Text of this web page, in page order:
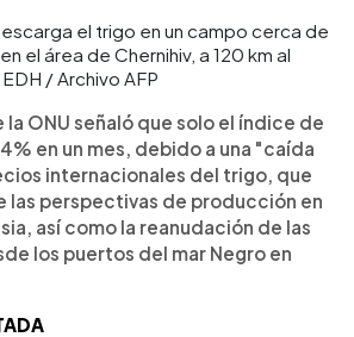
el trigo en un campo cerca de
el área de Chernihiv, a 120 km al
/ Archivo AFP
la ONU señaló que solo el índice de
en un mes, debido a una "caída
internacionales del trigo, que
las perspectivas de producción en
así como la reanudación de las
los puertos del mar Negro en